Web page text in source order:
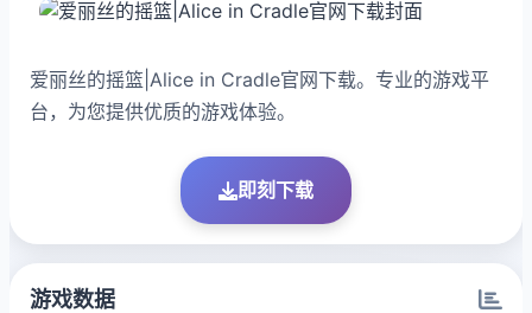
爱丽丝的摇篮|Alice in Cradle官网下载。专业的游戏平
台，为您提供优质的游戏体验。
即刻下载
游戏数据